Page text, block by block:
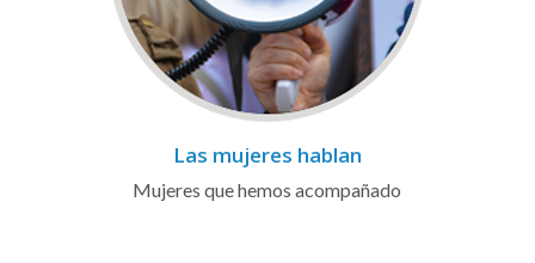
Las mujeres hablan
Mujeres que hemos acompañado